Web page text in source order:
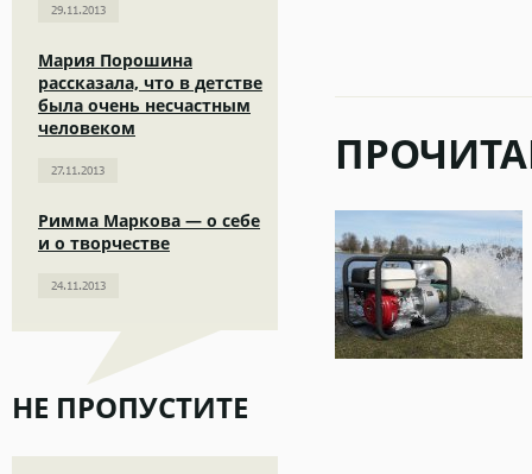
29.11.2013
Мария Порошина
рассказала, что в детстве
была очень несчастным
человеком
27.11.2013
Римма Маркова — о себе
и о творчестве
24.11.2013
НЕ ПРОПУСТИТЕ